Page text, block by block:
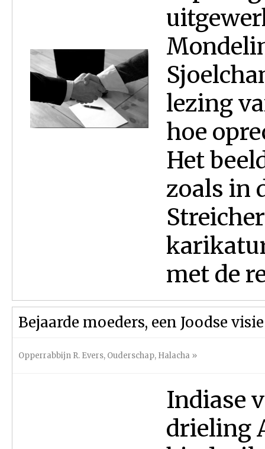
lezing
hoe
Het
zoals in
met de
Bejaarde moeders, een Joodse visie
Opperrabbijn R. Evers, Ouderschap, Halacha »
Indiase
drieling